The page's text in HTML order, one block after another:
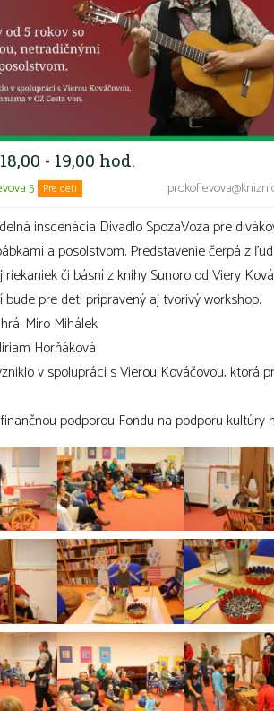
- 19,00 hod.
5 Pre deti
inscenácia Divadlo SpozaVoza pre
a posolstvom. Predstavenie čerpá z
riekaniek či básní z knihy Sunoro od Viery
bude pre deti pripravený aj tvorivý workshop.
Miro Mihálek
Horňáková
v spolupráci s Vierou Kováčovou, ktorá
podporou Fondu na podporu kultúry